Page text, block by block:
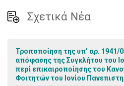
Σχετικά Νέα
Τροποποίηση της υπ’ αρ. 1941/
απόφασης της Συγκλήτου του
περί επικαιροποίησης του
Φοιτητών του Ιονίου